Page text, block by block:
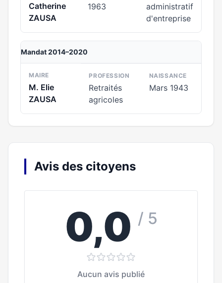
Catherine
ZAUSA
1963
administratif
d'entreprise
Mandat 2014–2020
MAIRE
M. Elie
ZAUSA
PROFESSION
Retraités
agricoles
NAISSANCE
Mars 1943
Avis des citoyens
0,0 / 5
Aucun avis publié